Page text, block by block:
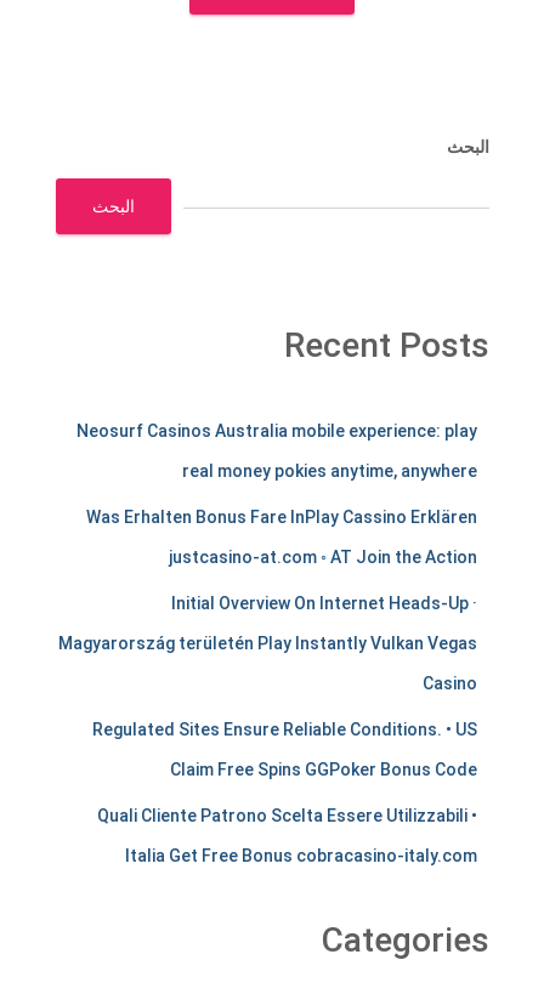
البحث
البحث
Recent Posts
e
c
h
a
n
s
Neosurf Casinos Australia mobile experience: play
real money pokies anytime, anywhere
Was Erhalten Bonus Fare InPlay Cassino Erklären
justcasino-at.com ◦ AT Join the Action
Initial Overview On Internet Heads-Up ·
Magyarország területén Play Instantly Vulkan Vegas
Casino
Regulated Sites Ensure Reliable Conditions. • US
Claim Free Spins GGPoker Bonus Code
Quali Cliente Patrono Scelta Essere Utilizzabili •
Italia Get Free Bonus cobracasino-italy.com
Categories